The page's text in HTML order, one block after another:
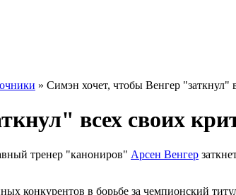
» Симэн хочет, чтобы Венгер "заткнул"
всех своих
тренер "канониров" Арсен Венгер
конкурентов в борьбе за чемпионский